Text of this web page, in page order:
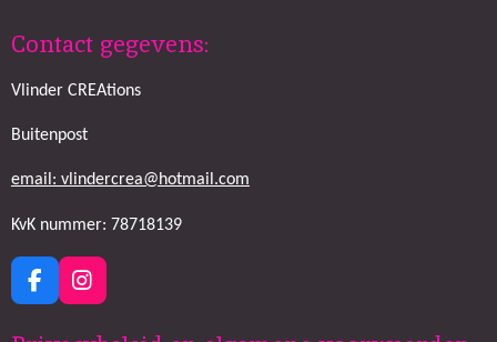
Contact gegevens:
Vlinder CREAtions
Buitenpost
email: vlindercrea@hotmail.com
KvK nummer: 78718139
F
a
I
n